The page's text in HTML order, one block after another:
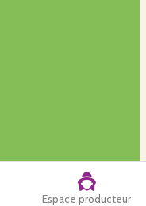
Espace producteur